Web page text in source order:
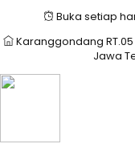
Buka setiap
Karanggondang
Jawa